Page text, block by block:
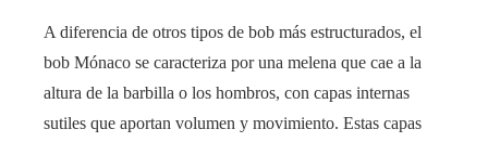
A diferencia de otros tipos de bob más estructurados, el
bob Mónaco se caracteriza por una melena que cae a la
altura de la barbilla o los hombros, con capas internas
sutiles que aportan volumen y movimiento. Estas capas